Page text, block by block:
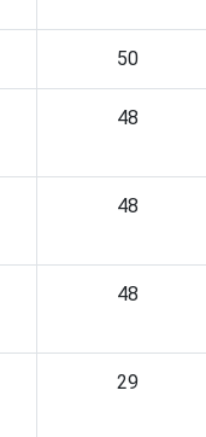
50
48
48
48
29